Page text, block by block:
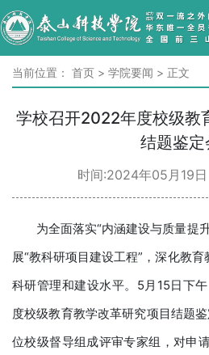
当前位置： 首页 > 学院要闻 > 正文
学校召开2022年度校级教
结题鉴定
时间:2024年05月19
为全面落实“内涵建设与质量提
展“教科研项目建设工程”，深化教
科研管理和建设水平。5月15日下
度校级教育教学改革研究项目结题
位校级督导组成评审专家组，对申